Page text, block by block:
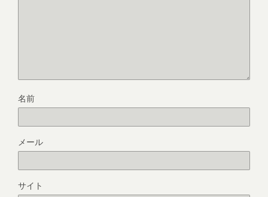
名前
メール
サイト